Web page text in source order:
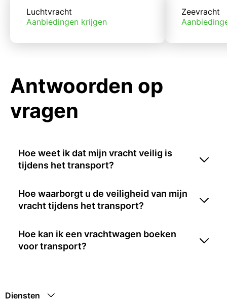
Luchtvracht
Aanbiedingen krijgen
Zeevracht
Antwoorden op
vragen
Hoe weet ik dat mijn vracht veilig is
tijdens het transport?
Hoe waarborgt u de veiligheid van mijn
vracht tijdens het transport?
Hoe kan ik een vrachtwagen boeken
voor transport?
Diensten